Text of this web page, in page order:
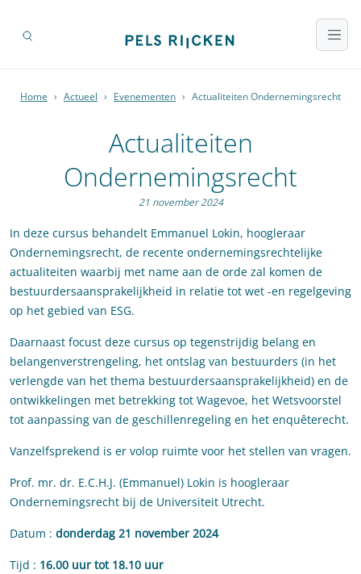
Home › Actueel › Evenementen › Actualiteiten Ondernemingsrecht
Actualiteiten
Ondernemingsrecht
21 november 2024
In deze cursus behandelt Emmanuel Lokin, hoogleraar
Ondernemingsrecht, de recente ondernemingsrechtelijke
actualiteiten waarbij met name aan de orde zal komen de
bestuurdersaansprakelijkheid in relatie tot wet -en regelgeving
op het gebied van ESG.
Daarnaast focust deze cursus op tegenstrijdig belang en
belangenverstrengeling, het ontslag van bestuurders (in het
verlengde van het thema bestuurdersaansprakelijkheid) en de
ontwikkelingen met betrekking tot Wagevoe, het Wetsvoorstel
tot aanpassing van de geschillenregeling en het enquêterecht.
Vanzelfsprekend is er volop ruimte voor het stellen van vragen.
Prof. mr. dr. E.C.H.J. (Emmanuel) Lokin is hoogleraar
Ondernemingsrecht bij de Universiteit Utrecht.
Datum : donderdag 21 november 2024
Tijd : 16.00 uur tot 18.10 uur